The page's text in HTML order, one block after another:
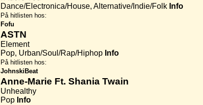
Dance/Electronica/House, Alternative/Indie/Folk Info
På hitlisten hos:
Fofu
ASTN
Element
Pop, Urban/Soul/Rap/Hiphop Info
På hitlisten hos:
JohnskiBeat
Anne-Marie Ft. Shania Twain
Unhealthy
Pop Info